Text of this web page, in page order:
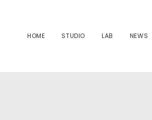
HOME STUDIO LAB NEWS